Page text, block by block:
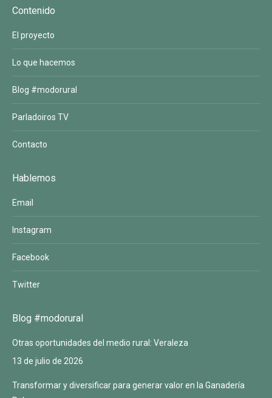
Contenido
El proyecto
Lo que hacemos
Blog #modorural
Parladoiros TV
Contacto
Hablemos
Email
Instagram
Facebook
Twitter
Blog #modorural
Otras oportunidades del medio rural: Veraleza
13 de julio de 2026
Transformar y diversificar para generar valor en la Ganadería